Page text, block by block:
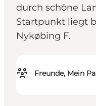
durch schöne
Startpunkt liegt
Nykøbing F.
Freunde, Mein